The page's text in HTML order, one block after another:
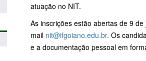
atuação no NIT.
As inscrições estão abertas de 9
mail nit@ifgoiano.edu.br. Os
e a documentação pessoal em